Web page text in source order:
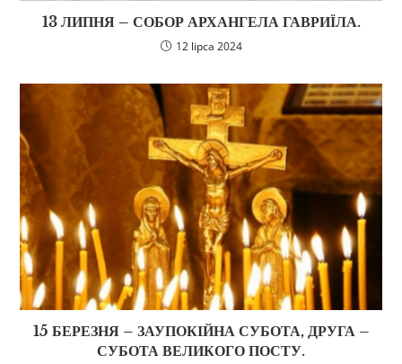
13 ЛИПНЯ – СОБОР АРХАНГЕЛА ГАВРИЇЛА.
12 lipca 2024
15 БЕРЕЗНЯ – ЗАУПОКІЙНА СУБОТА, ДРУГА –
СУБОТА ВЕЛИКОГО ПОСТУ.